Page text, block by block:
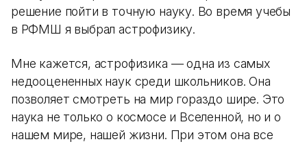
решение пойти в точную науку. Во время учебы
в РФМШ я выбрал астрофизику.
Мне кажется, астрофизика — одна из самых
недооцененных наук среди школьников. Она
позволяет смотреть на мир гораздо шире. Это
наука не только о космосе и Вселенной, но и о
нашем мире, нашей жизни. При этом она все